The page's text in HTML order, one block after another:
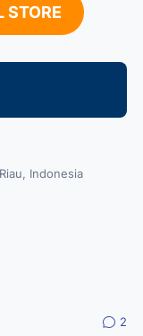
STORE
Indonesia
2